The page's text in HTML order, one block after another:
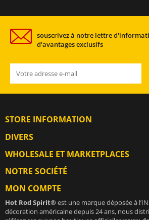
souscrivez à notre lettre
d'avantages exclusifs
STORE INFORMATION
DIVERS
WHOLESALE ET MARKETPLACES
NOTRE SOCIÉTÉ
MON COMPTE
Hot Rod Spirit®est une marque déposée à
décoration américaine depuis 24 ans, nous